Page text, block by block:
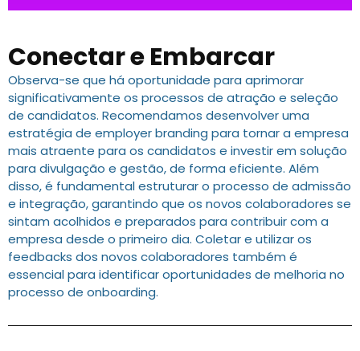
Conectar e Embarcar
Observa-se que há oportunidade para aprimorar
significativamente os processos de atração e seleção
de candidatos. Recomendamos desenvolver uma
estratégia de employer branding para tornar a empresa
mais atraente para os candidatos e investir em solução
para divulgação e gestão, de forma eficiente. Além
disso, é fundamental estruturar o processo de admissão
e integração, garantindo que os novos colaboradores se
sintam acolhidos e preparados para contribuir com a
empresa desde o primeiro dia. Coletar e utilizar os
feedbacks dos novos colaboradores também é
essencial para identificar oportunidades de melhoria no
processo de onboarding.